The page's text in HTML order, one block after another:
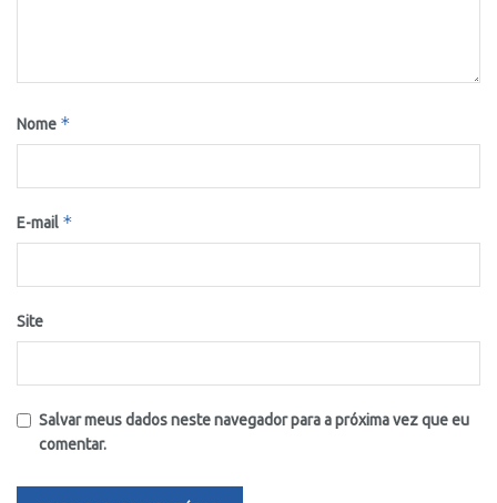
Nome *
E-mail *
Site
Salvar meus dados neste navegador para a próxima vez que eu
comentar.